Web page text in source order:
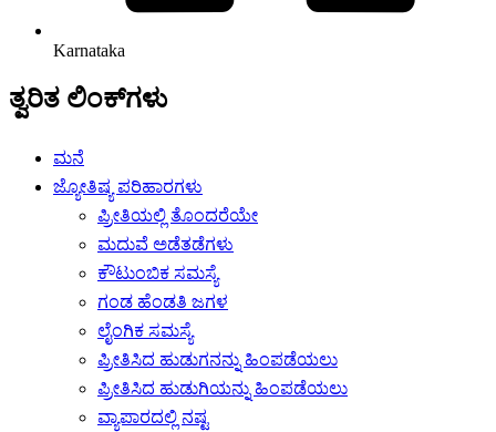
Karnataka
ತ್ವರಿತ ಲಿಂಕ್‌ಗಳು
ಮನೆ
ಜ್ಯೋತಿಷ್ಯ ಪರಿಹಾರಗಳು
ಪ್ರೀತಿಯಲ್ಲಿ ತೊಂದರೆಯೇ
ಮದುವೆ ಅಡೆತಡೆಗಳು
ಕೌಟುಂಬಿಕ ಸಮಸ್ಯೆ
ಗಂಡ ಹೆಂಡತಿ ಜಗಳ
ಲೈಂಗಿಕ ಸಮಸ್ಯೆ
ಪ್ರೀತಿಸಿದ ಹುಡುಗನನ್ನು ಹಿಂಪಡೆಯಲು
ಪ್ರೀತಿಸಿದ ಹುಡುಗಿಯನ್ನು ಹಿಂಪಡೆಯಲು
ವ್ಯಾಪಾರದಲ್ಲಿ ನಷ್ಟ